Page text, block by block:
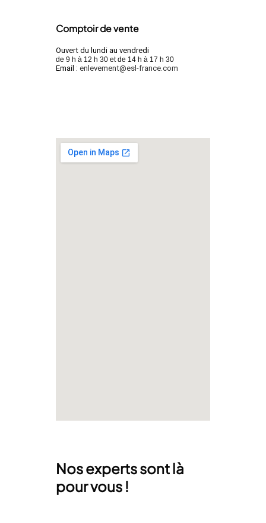
Comptoir de vente
Ouvert du lundi au vendredi
de 9 h à 12 h 30 et de 14 h à 17 h 30
Email : enlevement@esl-france.com
Nos experts sont là
pour vous !